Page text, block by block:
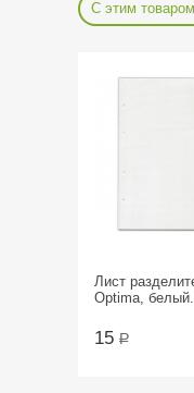
С этим
Лист
Optima,
15 Р